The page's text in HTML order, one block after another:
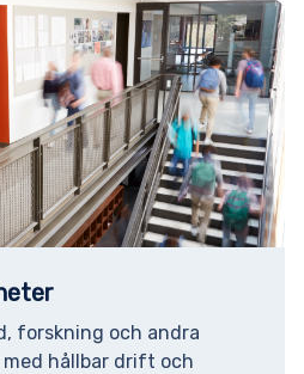
forskning och andra
hållbar drift och